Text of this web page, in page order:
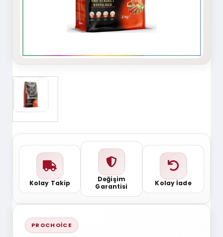
Kolay Takip
Değişim
Garantisi
Kolay İade
PROCHOICE